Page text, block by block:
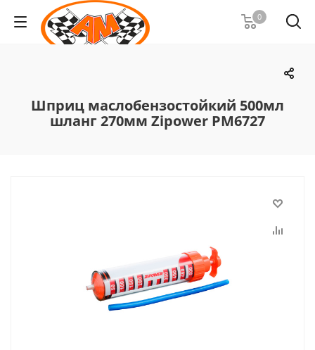
0
Шприц маслобензостойкий 500мл
шланг 270мм Zipower PM6727